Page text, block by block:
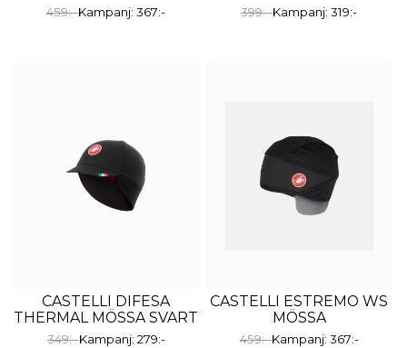
459:-Kampanj: 367:- 399:-Kampanj: 319:-
CASTELLI DIFESA
THERMAL MÖSSA SVART
349:-Kampanj: 279:-
CASTELLI ESTREMO WS
MÖSSA
459:-Kampanj: 367:-